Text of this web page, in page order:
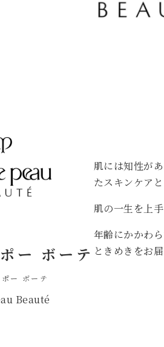
ー ボーテ
ー ボーテ
Beauté
肌には知性が
たスキンケア
肌の一生を上
年齢にかかわ
ときめきをお届